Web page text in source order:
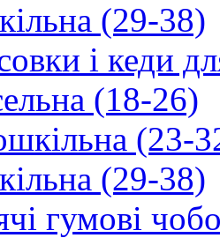
(29-38)
і кеди
(18-26)
(23-
(29-38)
гумові